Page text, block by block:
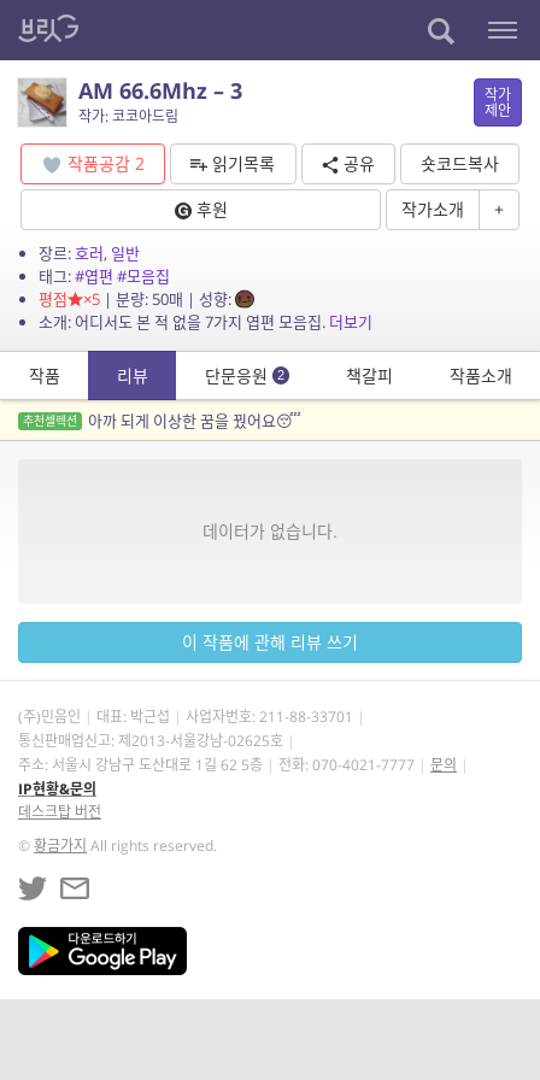
AM 66.6Mhz – 3
작가: 코코아드림
작가
제안
작품공감 2 읽기목록 공유
숏코드복사
후원
작가소개 +
장르:호러, 일반
태그:#엽편 #모음집
평점
×5| 분량: 50매 | 성향:
소개: 어디서도 본 적 없을 7가지 엽편 모음집. 더보기
작품 리뷰 단문응원 2 책갈피 작품소개
추천셀렉션 아까 되게 이상한 꿈을 꿨어요😴
데이터가 없습니다.
이 작품에 관해 리뷰 쓰기
(주)민음인 대표: 박근섭 사업자번호: 211-88-33701
통신판매업신고: 제2013-서울강남-02625호
주소: 서울시 강남구 도산대로 1길 62 5층
전화: 070-4021-7777
문의
IP현황&문의
데스크탑 버전
©황금가지 All rights reserved.